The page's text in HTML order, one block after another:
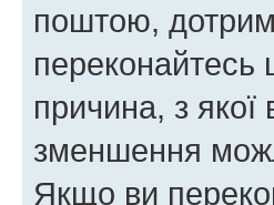
поштою,
причина, з якої
зменшення
Якщо ви